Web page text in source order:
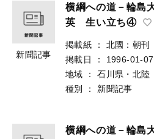
新聞記事
横綱への道－輪島
英 生い立ち④
掲載紙 ：
北國：朝刊
掲載日
：
1996-01-07
地域
：
石川県・北陸
種別
： 新聞記事
横綱への道－輪島